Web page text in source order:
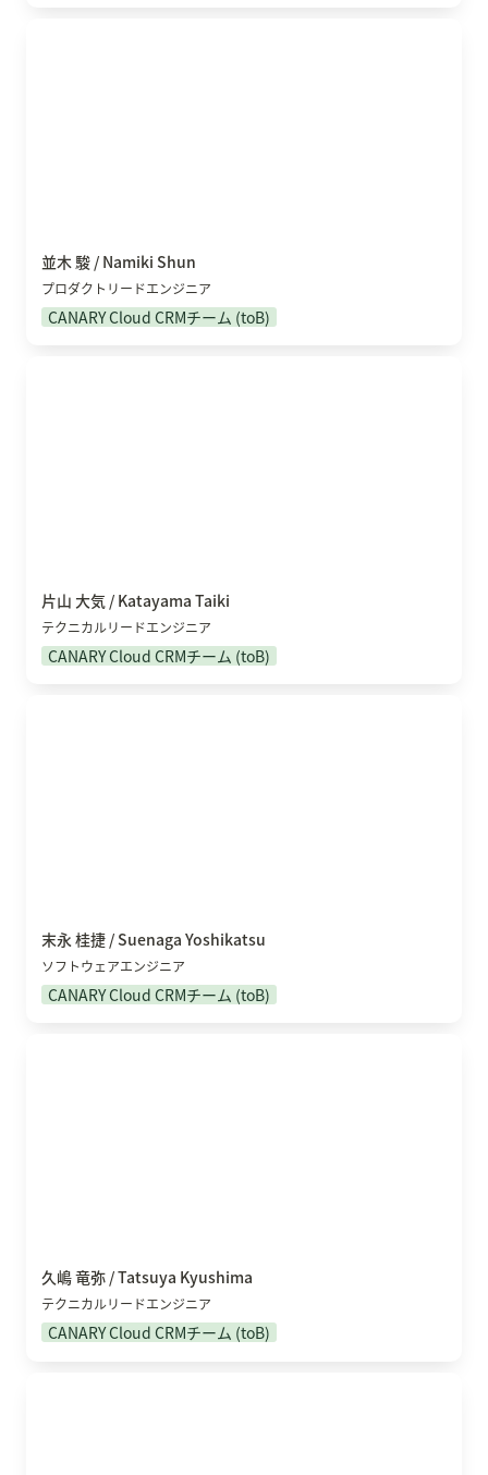
並木 駿 / Namiki Shun
プロダクトリードエンジニア
CANARY Cloud CRMチーム (toB)
片山 大気 / Katayama Taiki
テクニカルリードエンジニア
CANARY Cloud CRMチーム (toB)
末永 桂捷 / Suenaga Yoshikatsu
ソフトウェアエンジニア
CANARY Cloud CRMチーム (toB)
久嶋 竜弥 / Tatsuya Kyushima
テクニカルリードエンジニア
CANARY Cloud CRMチーム (toB)